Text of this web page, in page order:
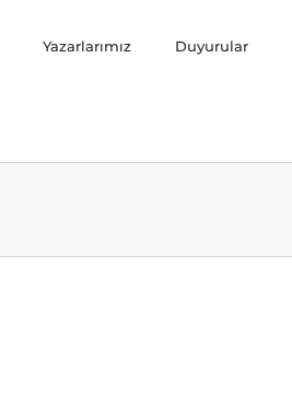
Yazarlarımız Duyurular